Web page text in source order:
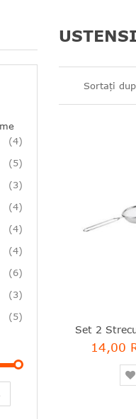
Sortați
14,00
4articole
5articole
3articole
4articole
4articole
4articole
6articole
3articole
5articole